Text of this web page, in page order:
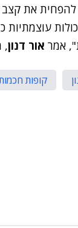
את
עוצמתיות
אמר אור דנון,
קופות